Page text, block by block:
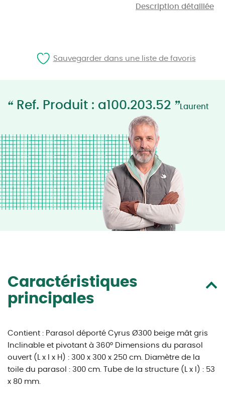
Description détaillée
“ Ref. Produit : a100.203.52 ”Laurent
Caractéristiques
principales
Contient : Parasol déporté Cyrus Ø300 beige mât gris
Inclinable et pivotant à 360° Dimensions du parasol
ouvert (L x l x H) : 300 x 300 x 250 cm. Diamètre de la
toile du parasol : 300 cm. Tube de la structure (L x l) : 53
x 80 mm.
Sauvegarder dans une liste de favoris